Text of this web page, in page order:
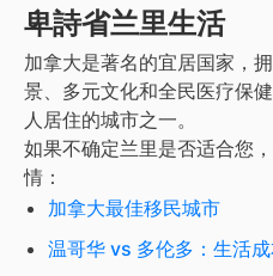
卑詩省兰里生活
加拿大是著名的宜居国家，
景、多元文化和全民医疗保健
人居住的城市之一。
如果不确定兰里是否适合您
情：
加拿大最佳移民城市
温哥华 vs 多伦多：生活